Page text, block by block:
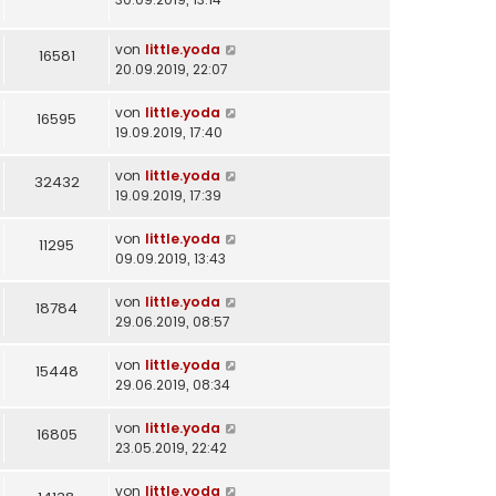
16581 von little.yoda
20.09.2019, 22:07
16595 von little.yoda
19.09.2019, 17:40
32432 von little.yoda
19.09.2019, 17:39
11295 von little.yoda
09.09.2019, 13:43
18784 von little.yoda
29.06.2019, 08:57
15448 von little.yoda
29.06.2019, 08:34
16805 von little.yoda
23.05.2019, 22:42
von little.yoda